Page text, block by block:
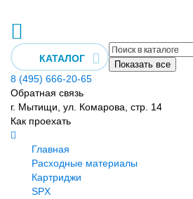
КАТАЛОГ
Показать все
8 (495) 666-20-65
Обратная связь
г. Мытищи, ул. Комарова, стр. 14
Как проехать
Главная
Расходные материалы
Картриджи
SPX